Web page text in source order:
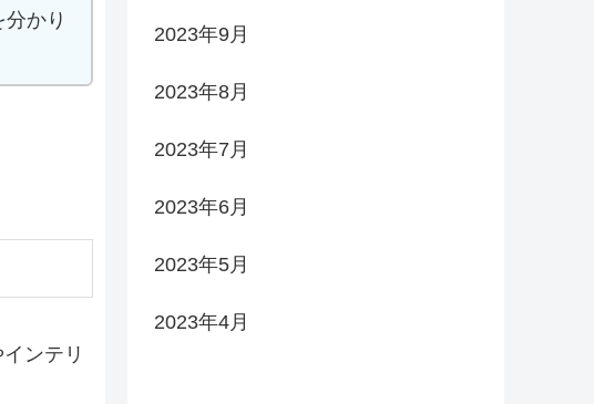
かり
ンテリ
2023年9月
2023年8月
2023年7月
2023年6月
2023年5月
2023年4月